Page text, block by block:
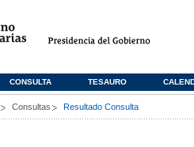
CONSULTA TESAURO
Consultas Resultado Consulta